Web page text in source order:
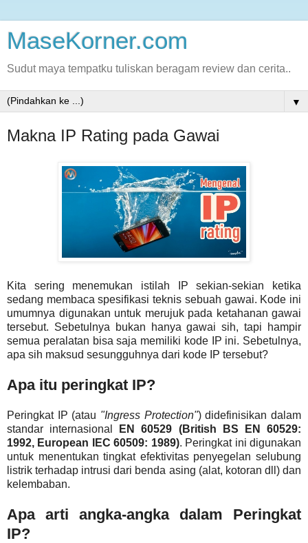
MaseKorner.com
Sudut maya tempatku tuliskan beragam review dan cerita..
▼
Makna IP Rating pada Gawai
Kita sering menemukan istilah IP sekian-sekian ketika
sedang membaca spesifikasi teknis sebuah gawai. Kode ini
umumnya digunakan untuk merujuk pada ketahanan gawai
tersebut. Sebetulnya bukan hanya gawai sih, tapi hampir
semua peralatan bisa saja memiliki kode IP ini. Sebetulnya,
apa sih maksud sesungguhnya dari kode IP tersebut?
Apa itu peringkat IP?
Peringkat IP (atau "Ingress Protection") didefinisikan dalam
standar internasional
EN 60529 (British BS EN 60529:
1992, European IEC 60509: 1989). Peringkat ini digunakan
untuk menentukan tingkat efektivitas penyegelan selubung
listrik terhadap intrusi dari benda asing (alat, kotoran dll) dan
kelembaban.
Apa arti angka-angka dalam Peringkat
IP?